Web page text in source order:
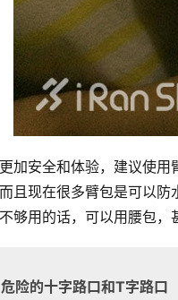
加安全和体验，建议使
且现在很多臂包是可以
够用的话，可以用腰包，
危险的十字路口和T字路口